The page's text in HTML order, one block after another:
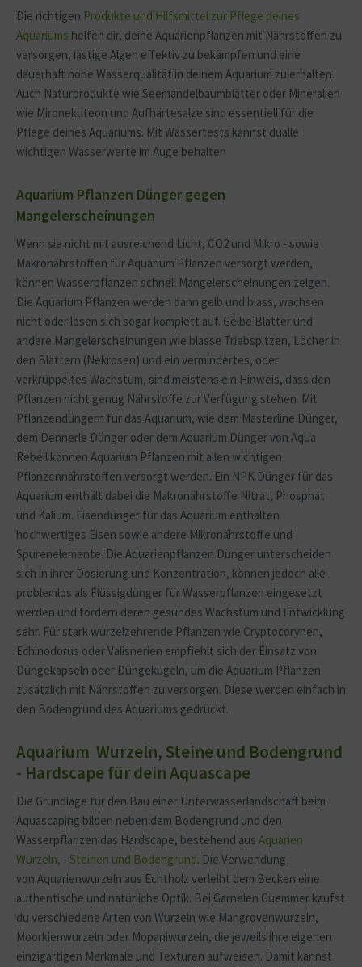
Die richtigen Produkte und Hilfsmittel zur Pflege deines
Aquariums helfen dir, deine Aquarienpflanzen mit Nährstoffen zu
versorgen, lästige Algen effektiv zu bekämpfen und eine
dauerhaft hohe Wasserqualität in deinem Aquarium zu erhalten.
Auch Naturprodukte wie Seemandelbaumblätter oder Mineralien
wie Mironekuteon und Aufhärtesalze sind essentiell für die
Pflege deines Aquariums. Mit Wassertests kannst dualle
wichtigen Wasserwerte im Auge behalten
Aquarium Pflanzen Dünger gegen
Mangelerscheinungen
Wenn sie nicht mit ausreichend Licht, CO2 und Mikro - sowie
Makronährstoffen für Aquarium Pflanzen versorgt werden,
können Wasserpflanzen schnell Mangelerscheinungen zeigen.
Die Aquarium Pflanzen werden dann gelb und blass, wachsen
nicht oder lösen sich sogar komplett auf. Gelbe Blätter und
andere Mangelerscheinungen wie blasse Triebspitzen, Löcher in
den Blättern (Nekrosen) und ein vermindertes, oder
verkrüppeltes Wachstum, sind meistens ein Hinweis, dass den
Pflanzen nicht genug Nährstoffe zur Verfügung stehen. Mit
Pflanzendüngern für das Aquarium, wie dem Masterline Dünger,
dem Dennerle Dünger oder dem Aquarium Dünger von Aqua
Rebell können Aquarium Pflanzen mit allen wichtigen
Pflanzennährstoffen versorgt werden. Ein NPK Dünger für das
Aquarium enthält dabei die Makronährstoffe Nitrat, Phosphat
und Kalium. Eisendünger für das Aquarium enthalten
hochwertiges Eisen sowie andere Mikronährstoffe und
Spurenelemente. Die Aquarienpflanzen Dünger unterscheiden
sich in ihrer Dosierung und Konzentration, können jedoch alle
problemlos als Flüssigdünger für Wasserpflanzen eingesetzt
werden und fördern deren gesundes Wachstum und Entwicklung
sehr. Für stark wurzelzehrende Pflanzen wie Cryptocorynen,
Echinodorus oder Valisnerien empfiehlt sich der Einsatz von
Düngekapseln oder Düngekugeln, um die Aquarium Pflanzen
zusätzlich mit Nährstoffen zu versorgen. Diese werden einfach in
den Bodengrund des Aquariums gedrückt.
Aquarium Wurzeln, Steine und Bodengrund
- Hardscape für dein Aquascape
Die Grundlage für den Bau einer Unterwasserlandschaft beim
Aquascaping bilden neben dem Bodengrund und den
Wasserpflanzen das Hardscape, bestehend aus Aquarien
Wurzeln, - Steinen und Bodengrund. Die Verwendung
von Aquarienwurzeln aus Echtholz verleiht dem Becken eine
authentische und natürliche Optik. Bei Garnelen Guemmer kaufst
du verschiedene Arten von Wurzeln wie Mangrovenwurzeln,
Moorkienwurzeln oder Mopaniwurzeln, die jeweils ihre eigenen
einzigartigen Merkmale und Texturen aufweisen. Damit kannst